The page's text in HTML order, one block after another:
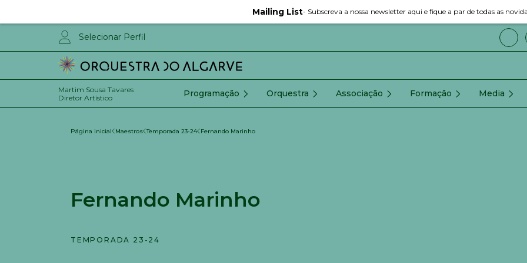
Mailing List- Subscreva a nossa newsletter aqui e fique a par de todas as
Selecionar Perfil
Martim Sousa Tavares
Diretor Artístico
Programação Orquestra Associação Formação Media
Página inicial Maestros Temporada 23-24 Fernando Marinho
Fernando Marinho
TEMPORADA 23-24